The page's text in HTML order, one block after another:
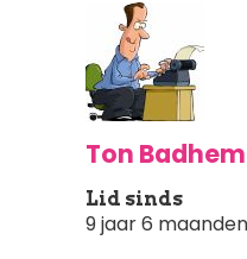
here:
Ton
Lid sinds
9 jaar 6 maanden